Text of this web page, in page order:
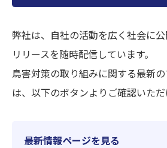
弊社は、自社の活動を広く社会に
リリースを随時配信しています。
鳥害対策の取り組みに関する最新
は、以下のボタンよりご確認いただ
最新情報ページを見る